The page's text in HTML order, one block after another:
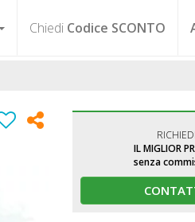
Chiedi Codice SCONTO
RICHIEDI
IL MIGLIOR
senza